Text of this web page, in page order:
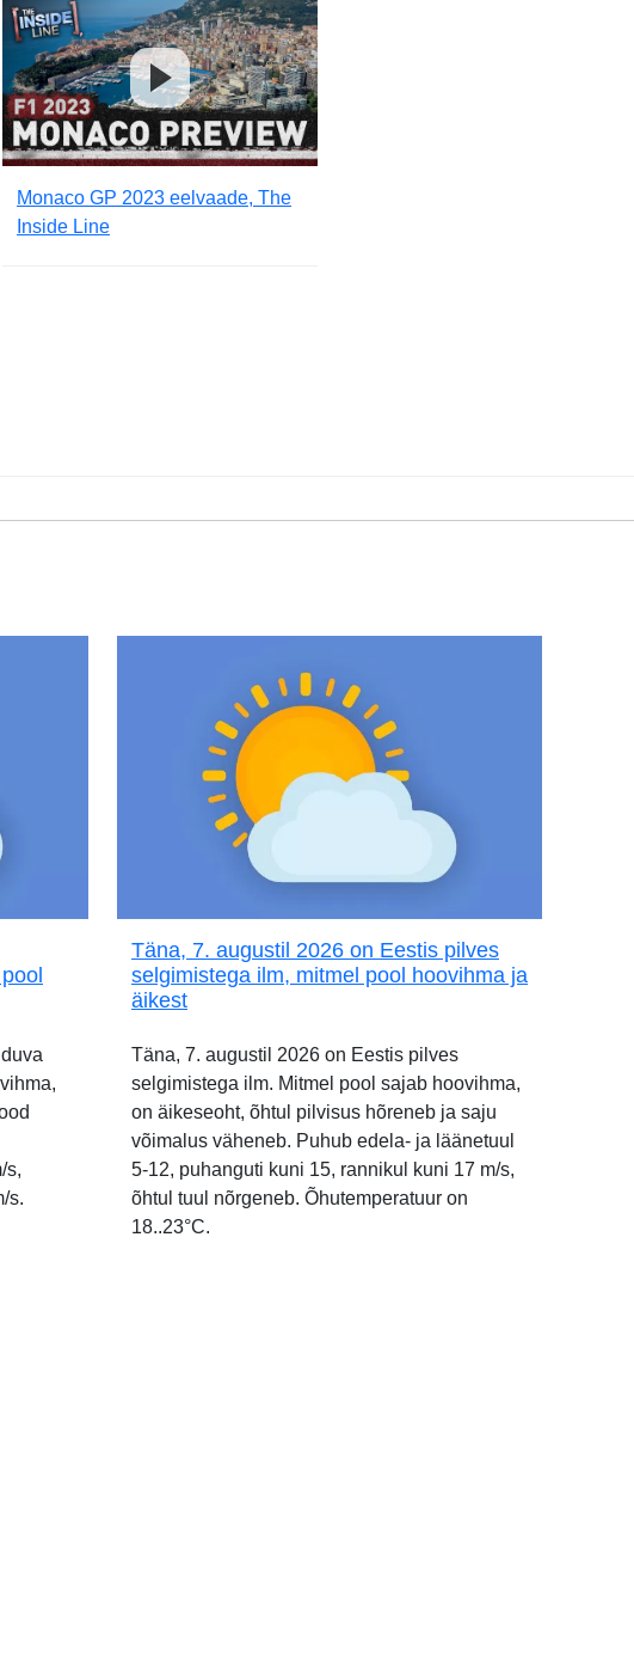
Monaco GP 2023 eelvaade, The
Inside Line
s,
s.
Täna, 7. augustil 2026 on Eestis pilves
selgimistega ilm, mitmel pool hoovihma ja
äikest
Täna, 7. augustil 2026 on Eestis pilves
selgimistega ilm. Mitmel pool sajab hoovihma,
on äikeseoht, õhtul pilvisus hõreneb ja saju
võimalus väheneb. Puhub edela- ja läänetuul
5-12, puhanguti kuni 15, rannikul kuni 17 m/s,
õhtul tuul nõrgeneb. Õhutemperatuur on
18..23°C.